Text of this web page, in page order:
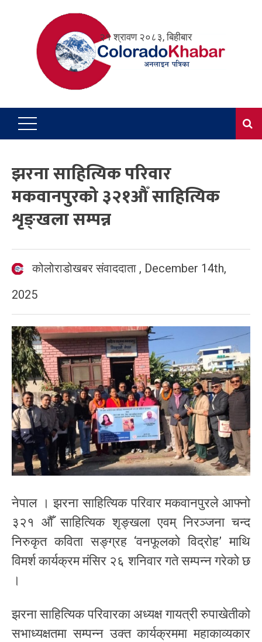
२१ श्रावण २०८३, बिहीबार
झरना साहित्यिक परिवार
मकवानपुरको ३२१औँ साहित्यिक
शृङ्खला सम्पन्न
कोलोराडोखबर संवाददाता , December 14th,
2025
नेपाल । झरना साहित्यिक परिवार मकवानपुरले आफ्नो
३२१ औँ साहित्यिक शृङ्खला एवम् निरञ्जना चन्द
निरुकृत कविता सङ्ग्रह ‘वनफूलको विद्रोह’ माथि
विमर्श कार्यक्रम मंसिर २६ शनिवार गते सम्पन्न गरेको छ
।
झरना साहित्यिक परिवारका अध्यक्ष गायत्री रुपाखेतीको
सभाध्यक्षतमा सम्पन्न उक्त कार्यक्रममा महाकाव्यकार